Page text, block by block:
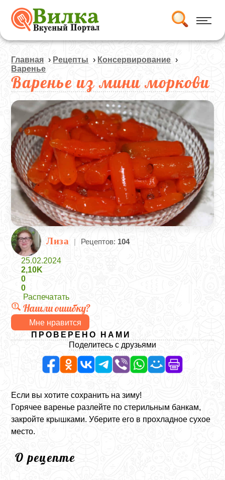
Главная › Рецепты › Консервирование ›
Варенье
Варенье из мини моркови
Лиза | Рецептов: 104
25.02.2024
2,10K
0
0
Распечатать
Нашли ошибку?
Мне нравится
ПРОВЕРЕНО НАМИ
Поделитесь с друзьями
Если вы хотите сохранить на зиму!
Горячее варенье разлейте по стерильным банкам,
закройте крышками. Уберите его в прохладное сухое
место.
О рецепте